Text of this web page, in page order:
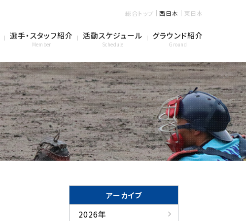
総合トップ 西日本 東日本
選手・スタッフ紹介
Member
活動スケジュール
Schedule
グラウンド紹介
Ground
アーカイブ
2026年